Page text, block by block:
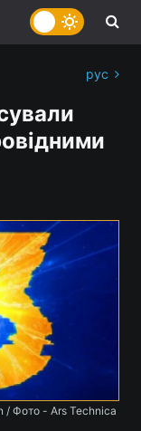
рус
/ Фото - Ars Technica